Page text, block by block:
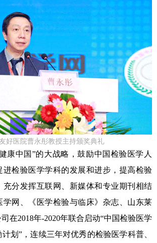
好医院曹永彤教授主持颁奖典礼
康中国”的大战略，鼓励中国检验医学人
进检验医学学科的发展和进步，提高检验
充分发挥互联网、新媒体和专业期刊相结
学网、《医学检验与临床》杂志、山东莱
在2018年-2020年联合启动“中国检验医学
划”，连续三年对优秀的检验医学科普、